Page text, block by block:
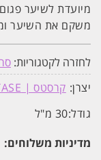
מיועדת לשיער
משקם את השיער
לחזרה לקטגוריות:
יצרן: קרסטס | KERASTASE
גודל:30 מ"ל
מדיניות משלוחים: